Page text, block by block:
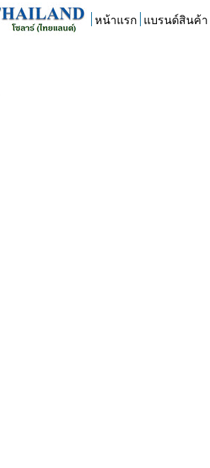
หน้าแรก แบรนด์สินค้า